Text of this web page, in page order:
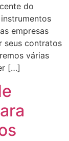
do
empresas
seus contratos
várias
[…]